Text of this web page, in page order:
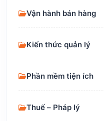
Vận hành bán hàng
Kiến thức quản lý
Phần mềm tiện ích
Thuế – Pháp lý